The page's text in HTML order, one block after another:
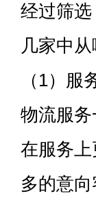
经过筛
几家中从
（1）服
物流服
在服务
多的意